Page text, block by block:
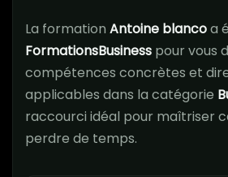
La formation Antoine blancoa
FormationsBusiness pour vous
compétences concrètes et
applicables dans la catégorie
raccourci idéal pour maîtriser
perdre de temps.